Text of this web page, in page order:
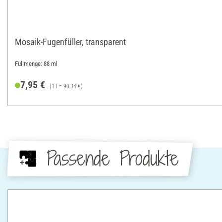
Mosaik-Fugenfüller, transparent
Füllmenge: 88 ml
7,95 € (1 l = 90,34 €)
Passende Produkte